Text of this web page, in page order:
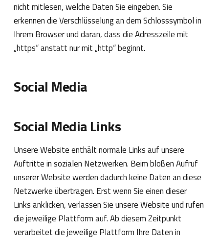
nicht mitlesen, welche Daten Sie eingeben. Sie
erkennen die Verschlüsselung an dem Schlosssymbol in
Ihrem Browser und daran, dass die Adresszeile mit
„https“ anstatt nur mit „http“ beginnt.
Social Media
Social Media Links
Unsere Website enthält normale Links auf unsere
Auftritte in sozialen Netzwerken. Beim bloßen Aufruf
unserer Website werden dadurch keine Daten an diese
Netzwerke übertragen. Erst wenn Sie einen dieser
Links anklicken, verlassen Sie unsere Website und rufen
die jeweilige Plattform auf. Ab diesem Zeitpunkt
verarbeitet die jeweilige Plattform Ihre Daten in